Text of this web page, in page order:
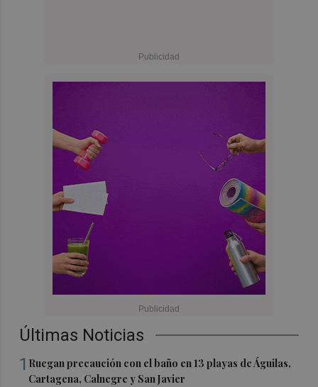
Últimas Noticias
1 Ruegan precaución con el baño en 13 playas de Águilas,
Cartagena, Calnegre y San Javier